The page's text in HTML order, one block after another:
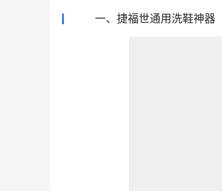
一、捷福世通用洗鞋神器